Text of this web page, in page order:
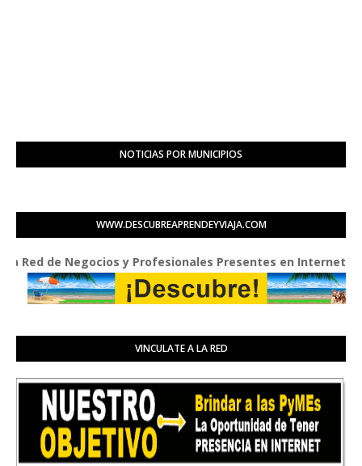
NOTICIAS POR MUNICIPIOS
WWW.DESCUBREAPRENDEYVIAJA.COM
Negocios y Profesionales Presentes en Internet
VINCULATE A LA RED